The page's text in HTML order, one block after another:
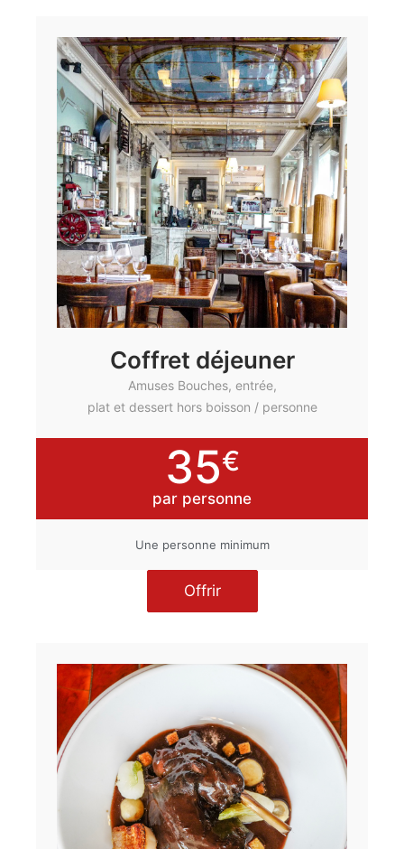
Coffret déjeuner
Amuses Bouches, entrée,
plat et dessert hors boisson / personne
35€
par personne
Une personne minimum
Offrir